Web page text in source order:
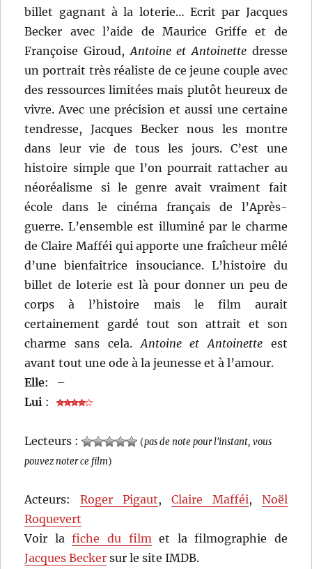
billet gagnant à la loterie… Ecrit par Jacques
Becker avec l’aide de Maurice Griffe et de
Françoise Giroud, Antoine et Antoinette dresse
un portrait très réaliste de ce jeune couple avec
des ressources limitées mais plutôt heureux de
vivre. Avec une précision et aussi une certaine
tendresse, Jacques Becker nous les montre
dans leur vie de tous les jours. C’est une
histoire simple que l’on pourrait rattacher au
néoréalisme si le genre avait vraiment fait
école dans le cinéma français de l’Après-
guerre. L’ensemble est illuminé par le charme
de Claire Mafféi qui apporte une fraîcheur mêlé
d’une bienfaitrice insouciance. L’histoire du
billet de loterie est là pour donner un peu de
corps à l’histoire mais le film aurait
certainement gardé tout son attrait et son
charme sans cela. Antoine et Antoinetteest
avant tout une ode à la jeunesse et à l’amour.
Elle:
–
Lui :
Lecteurs : (pas de note pour l'instant, vous
pouvez noter ce film)
Acteurs:Roger Pigaut, Claire Mafféi, Noël
Roquevert
Voir lafiche du film et la filmographie de
Jacques Becker sur le site IMDB.